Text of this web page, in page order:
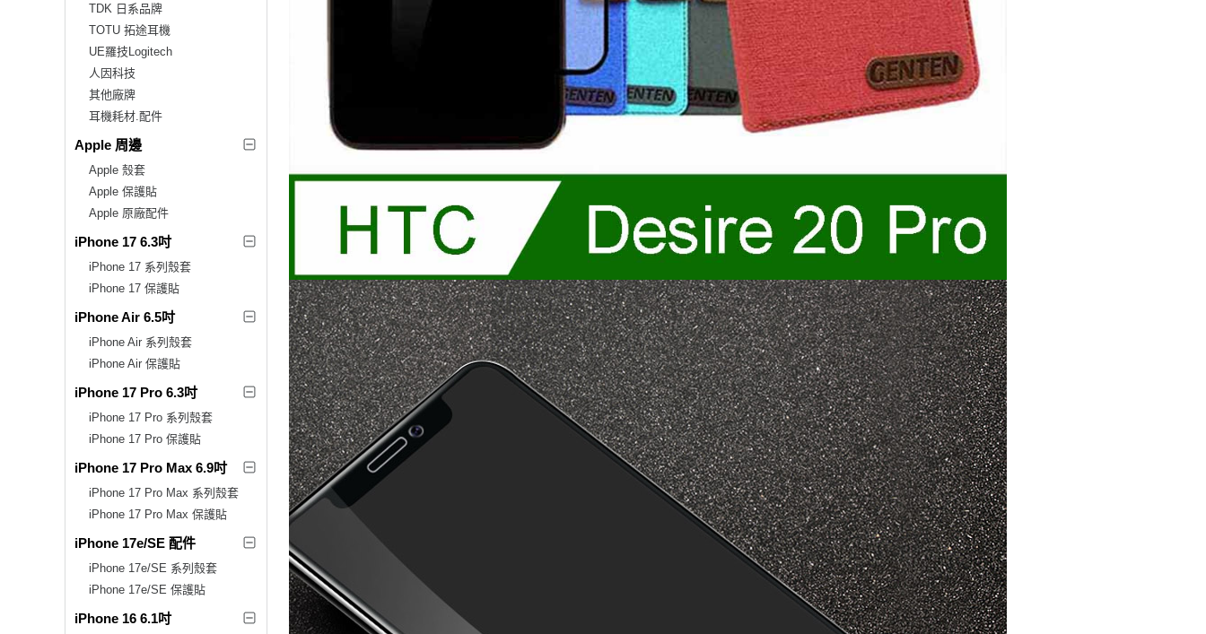
TDK 日系品牌
TOTU 拓途耳機
UE羅技Logitech
人因科技
其他廠牌
耳機耗材.配件
Apple 周邊
Apple 殼套
Apple 保護貼
Apple 原廠配件
iPhone 17 6.3吋
iPhone 17 系列殼套
iPhone 17 保護貼
iPhone Air 6.5吋
iPhone Air 系列殼套
iPhone Air 保護貼
iPhone 17 Pro 6.3吋
iPhone 17 Pro 系列殼套
iPhone 17 Pro 保護貼
iPhone 17 Pro Max 6.9吋
iPhone 17 Pro Max 系列殼套
iPhone 17 Pro Max 保護貼
iPhone 17e/SE 配件
iPhone 17e/SE 系列殼套
iPhone 17e/SE 保護貼
iPhone 16 6.1吋